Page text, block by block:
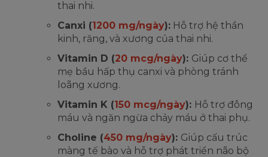
thai nhi.
Canxi (1200 mg/ngày): Hỗ trợ hệ thần
kinh, răng, và xương của thai nhi.
Vitamin D (20 mcg/ngày): Giúp cơ thể
mẹ bầu hấp thụ canxi và phòng tránh
loãng xương.
Vitamin K (150 mcg/ngày): Hỗ trợ đông
máu và ngăn ngừa chảy máu ở thai phụ.
Choline (450 mg/ngày): Giúp cấu trúc
màng tế bào và hỗ trợ phát triển não bộ